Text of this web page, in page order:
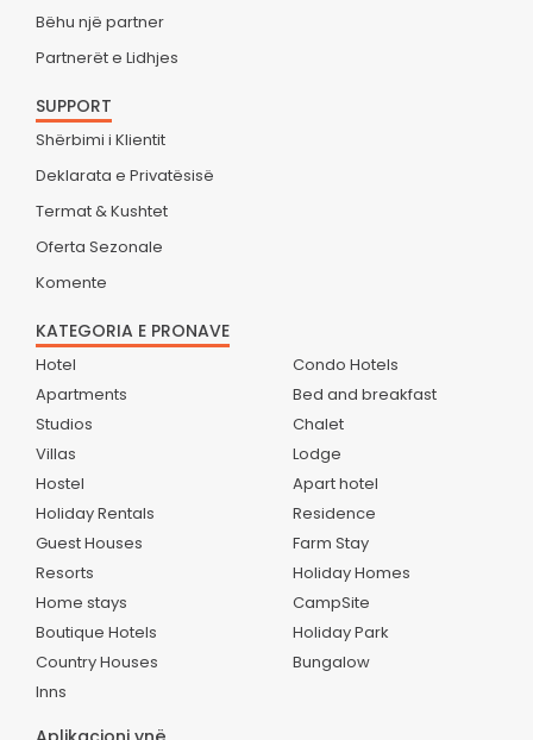
Bëhu një partner
Partnerët e Lidhjes
SUPPORT
Shërbimi i Klientit
Deklarata e Privatësisë
Termat & Kushtet
Oferta Sezonale
Komente
KATEGORIA E PRONAVE
Hotel
Apartments
Studios
Villas
Hostel
Holiday Rentals
Guest Houses
Resorts
Home stays
Boutique Hotels
Country Houses
Inns
Condo Hotels
Bed and breakfast
Chalet
Lodge
Apart hotel
Residence
Farm Stay
Holiday Homes
CampSite
Holiday Park
Bungalow